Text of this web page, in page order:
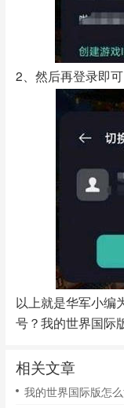
2、然后再登录即可
以上就是华军小编
号？我的世界国际
相关文章
我的世界国际版怎